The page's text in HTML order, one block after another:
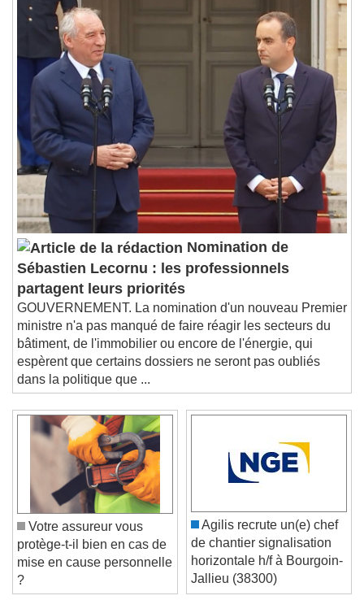
Nomination de
Sébastien Lecornu : les professionnels
partagent leurs priorités
GOUVERNEMENT. La nomination d'un nouveau Premier
ministre n'a pas manqué de faire réagir les secteurs du
bâtiment, de l'immobilier ou encore de l'énergie, qui
espèrent que certains dossiers ne seront pas oubliés
dans la politique que ...
Votre assureur vous
protège-t-il bien en cas de
mise en cause personnelle
?
Agilis recrute un(e) chef
de chantier signalisation
horizontale h/f à Bourgoin-
Jallieu (38300)